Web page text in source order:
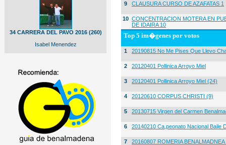
34 CARRERA DEL PAVO 2016 (260)
Isabel Menendez
9 CLAUSURA CURSO DE AZAFATAS 1
10 CONCENTRACION MOTERA EN
DE IDAIRA 10
Top 5 im�genes por votos
1 20190815 No Me Pises Que Llevo
2 20120401 Pollinica Arroyo Miel
3 20120401 Pollinica Arroyo Miel (24)
4 20120610 CORPUS CHRISTI (9)
5 20130715 Virgen del Carmen
6 20140210 Ca,peonato Nacional Baile
7 20160807 ROMERIA